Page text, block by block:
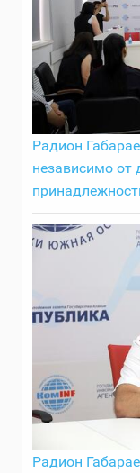
Радион
независимо от
Радион